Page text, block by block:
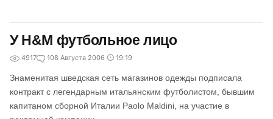
У H&M футбольное лицо
4917 108 Августа 2006 19:19
Знаменитая шведская сеть магазинов одежды подписала
контракт с легендарным итальянским футболистом, бывшим
капитаном сборной Италии Paolo Maldini, на участие в